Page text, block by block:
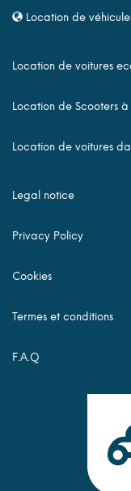
Location de
Location de voitures
Location de Scooters
Location de voitures
Legal notice
Privacy Policy
Cookies
Termes et conditions
F.A.Q